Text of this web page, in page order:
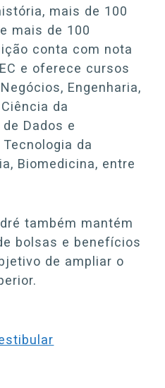
mais de 100
mais de 100
conta com nota
e oferece cursos
Engenharia,
da
Dados e
da
Biomedicina, entre
também mantém
bolsas e benefícios
de ampliar o